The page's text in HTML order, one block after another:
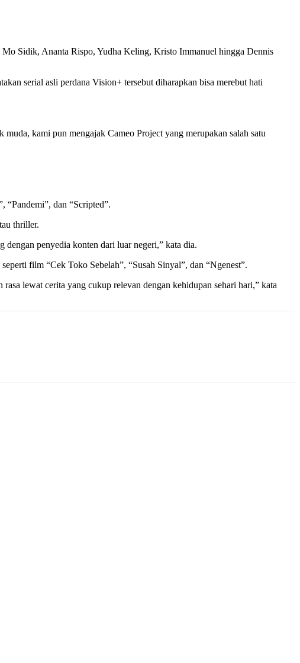
Sidik, Ananta Rispo, Yudha Keling, Kristo Immanuel hingga Dennis
serial asli perdana Vision+ tersebut diharapkan bisa merebut hati
kami pun mengajak Cameo Project yang merupakan salah satu
“Pandemi”, dan “Scripted”.
thriller.
dengan penyedia konten dari luar negeri,” kata dia.
film “Cek Toko Sebelah”, “Susah Sinyal”, dan “Ngenest”.
lewat cerita yang cukup relevan dengan kehidupan sehari hari,” kata